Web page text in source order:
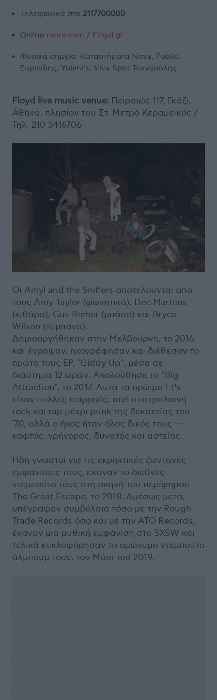
Τηλεφωνικά στο 2117700000
Online more.com / Floyd.gr
Φυσικά σημεία: Καταστήματα Νova, Public,
Ευριπίδης, Yoleni’s, Viva Spot Τεχνόπολης.
Floyd live music venue: Πειραιώς 117, Γκάζι,
Αθήνα, πλησίον του Στ. Μετρό Κεραμεικός /
Τηλ. 210 3416706
Οι Amyl and the Sniffers αποτελούνται από
τους Amy Taylor (φωνητικά), Dec Martens
(κιθάρα), Gus Romer (μπάσο) και Bryce
Wilson (τύμπανα).
Δημιουργήθηκαν στην Μελβούρνη, το 2016,
και έγραψαν, ηχογράφησαν και διέθεσαν το
πρώτο τους EP, "Giddy Up", μέσα σε
διάστημα 12 ωρών. Ακολούθησε το "Big
Attraction", το 2017. Αυτά τα πρώιμα EPs
είχαν πολλές επιρροές, από αυστραλιανή
rock και rap μέχρι punk της δεκαετίας του
'70, αλλά ο ήχος ήταν όλος δικός τους —
κοφτός, γρήγορος, δυνατός και αστείος.
Ήδη γνωστοί για τις εκρηκτικές ζωντανές
εμφανίσεις τους, έκαναν το διεθνές
ντεμπούτο τους στη σκηνή του περίφημου
The Great Escape, το 2018. Αμέσως μετά,
υπέγραψαν συμβόλαια τόσο με την Rough
Trade Records όσο και με την ATO Records,
έκαναν μια μυθική εμφάνιση στο SXSW και
τελικά κυκλοφόρησαν το ομώνυμο ντεμπούτο
άλμπουμ τους, τον Μάιο του 2019.